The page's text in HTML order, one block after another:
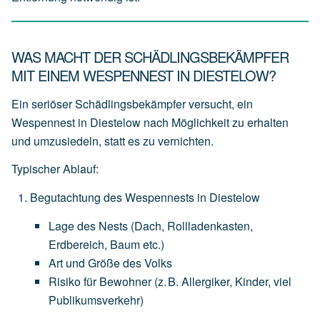
WAS MACHT DER SCHÄDLINGSBEKÄMPFER
MIT EINEM WESPENNEST IN DIESTELOW?
Ein seriöser Schädlingsbekämpfer versucht, ein
Wespennest in Diestelow nach Möglichkeit zu erhalten
und umzusiedeln, statt es zu vernichten.
Typischer Ablauf:
Begutachtung des Wespennests in Diestelow
Lagedes Nests (Dach, Rollladenkasten,
Erdbereich, Baumetc.)
Art und GrößedesVolks
Risikofür Bewohner (z.B. Allergiker, Kinder, viel
Publikumsverkehr)